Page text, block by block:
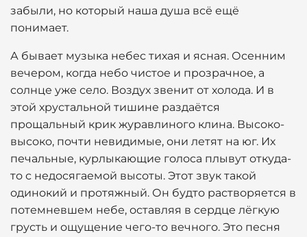
забыли, но который наша душа всё ещё
понимает.
А бывает музыка небес тихая и ясная. Осенним
вечером, когда небо чистое и прозрачное, а
солнце уже село. Воздух звенит от холода. И в
этой хрустальной тишине раздаётся
прощальный крик журавлиного клина. Высоко-
высоко, почти невидимые, они летят на юг. Их
печальные, курлыкающие голоса плывут откуда-
то с недосягаемой высоты. Этот звук такой
одинокий и протяжный. Он будто растворяется в
потемневшем небе, оставляя в сердце лёгкую
грусть и ощущение чего-то вечного. Это песня